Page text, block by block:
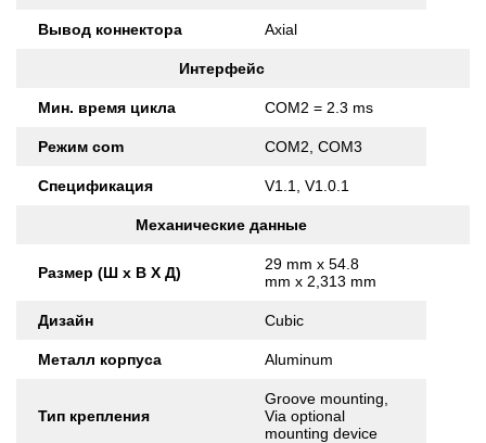
Вывод коннектора Axial
Интерфейс
Мин. время цикла COM2 = 2.3 ms
Режим com COM2, COM3
Спецификация V1.1, V1.0.1
Механические данные
Размер (Ш x В X Д)
29 mm x 54.8
mm x 2,313 mm
Дизайн Cubic
Металл корпуса Aluminum
Тип крепления
Groove mounting,
Via optional
mounting device